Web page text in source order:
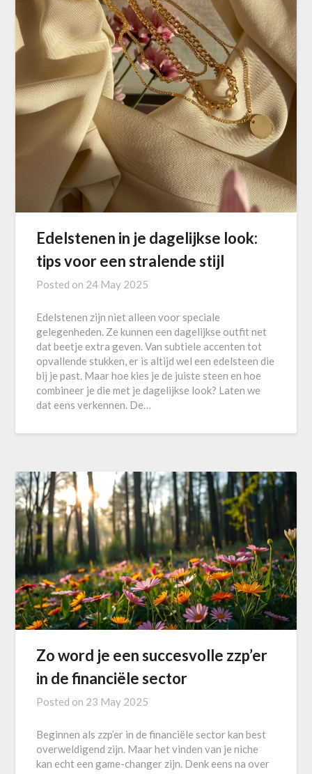
Edelstenen in je dagelijkse look:
tips voor een stralende stijl
Posted on 24 May 2025
Edelstenen zijn niet alleen voor speciale
gelegenheden. Ze kunnen een dagelijkse outfit net
dat beetje extra geven. Van subtiele accenten tot
opvallende stukken, er is altijd wel een edelsteen die
bij je past. Maar hoe kies je de juiste steen en hoe
combineer je die met je dagelijkse look? Laten we
dat eens verkennen. De…
Zo word je een succesvolle zzp’er
in de financiële sector
Posted on 23 May 2025
Beginnen als zzp’er in de financiële sector kan best
overweldigend zijn. Maar het vinden van je niche
kan echt een game-changer zijn. Denk eens na over